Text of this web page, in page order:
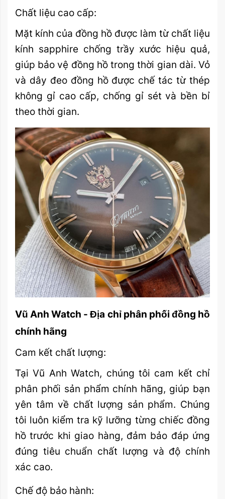
Chất liệu cao cấp:
Mặt kính của đồng hồ được làm từ chất liệu
kính sapphire chống trầy xước hiệu quả,
giúp bảo vệ đồng hồ trong thời gian dài. Vỏ
và dây đeo đồng hồ được chế tác từ thép
không gỉ cao cấp, chống gỉ sét và bền bỉ
theo thời gian.
Vũ Anh Watch - Địa chỉ phân phối đồng hồ
chính hãng
Cam kết chất lượng:
Tại Vũ Anh Watch, chúng tôi cam kết chỉ
phân phối sản phẩm chính hãng, giúp bạn
yên tâm về chất lượng sản phẩm. Chúng
tôi luôn kiểm tra kỹ lưỡng từng chiếc đồng
hồ trước khi giao hàng, đảm bảo đáp ứng
đúng tiêu chuẩn chất lượng và độ chính
xác cao.
Chế độ bảo hành: